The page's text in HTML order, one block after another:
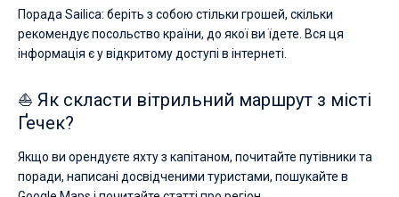
Порада Sailica: беріть з собою стільки грошей, скільки
рекомендує посольство країни, до якої ви їдете. Вся ця
інформація є у відкритому доступі в інтернеті.
⛵ Як скласти вітрильний маршрут з місті
Ґечек?
Якщо ви орендуєте яхту з капітаном, почитайте путівники та
поради, написані досвідченими туристами, пошукайте в